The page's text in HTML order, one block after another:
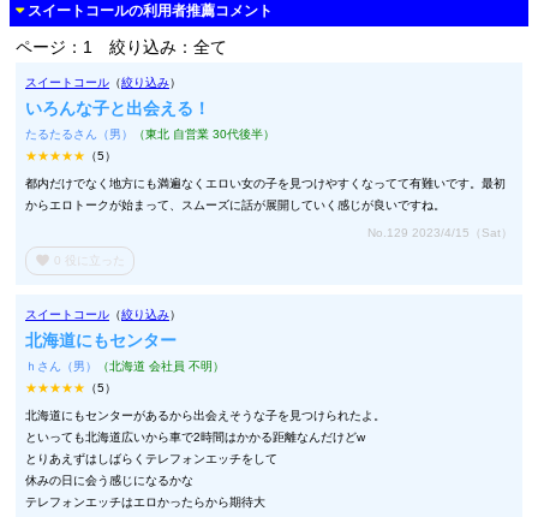
スイートコールの利用者推薦コメント
ページ：1 絞り込み：全て
スイートコール （絞り込み）
いろんな子と出会える！
たるたるさん（男）
（東北 自営業 30代後半）
★★★★★ （5）
都内だけでなく地方にも満遍なくエロい女の子を見つけやすくなってて有難いです。最初
からエロトークが始まって、スムーズに話が展開していく感じが良いですね。
No.129 2023/4/15（Sat）
favorite 0 役に立った
スイートコール （絞り込み）
北海道にもセンター
ｈさん（男）
（北海道 会社員 不明）
★★★★★ （5）
北海道にもセンターがあるから出会えそうな子を見つけられたよ。
といっても北海道広いから車で2時間はかかる距離なんだけどw
とりあえずはしばらくテレフォンエッチをして
休みの日に会う感じになるかな
テレフォンエッチはエロかったらから期待大